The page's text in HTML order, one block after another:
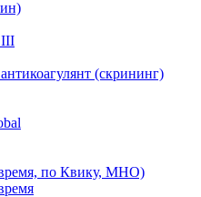
III
(скрининг)
по Квику, МНО)